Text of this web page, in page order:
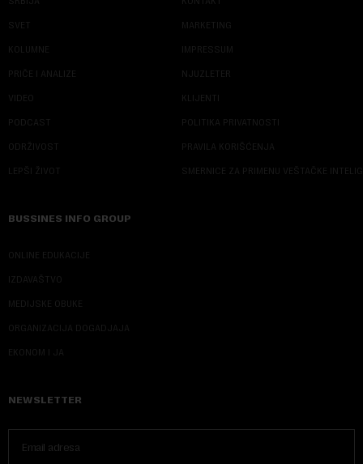
SVET
KOLUMNE
PRIČE I ANALIZE
VIDEO
PODCAST
ODRŽIVOST
LEPŠI ŽIVOT
MARKETING
IMPRESSUM
NJUZLETER
KLIJENTI
POLITIKA PRIVATNOSTI
PRAVILA KORIŠĆENJA
SMERNICE ZA PRIMENU VEŠTAČKE
BUSSINES INFO GROUP
ONLINE EDUKACIJE
IZDAVAŠTVO
MEDIJSKE OBUKE
ORGANIZACIJA DOGADJAJA
EKONOM I JA
NEWSLETTER